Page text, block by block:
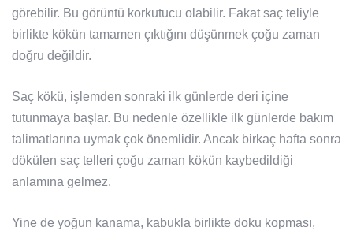
görebilir. Bu görüntü korkutucu olabilir. Fakat saç teliyle
birlikte kökün tamamen çıktığını düşünmek çoğu zaman
doğru değildir.
Saç kökü, işlemden sonraki ilk günlerde deri içine
tutunmaya başlar. Bu nedenle özellikle ilk günlerde bakım
talimatlarına uymak çok önemlidir. Ancak birkaç hafta sonra
dökülen saç telleri çoğu zaman kökün kaybedildiği
anlamına gelmez.
Yine de yoğun kanama, kabukla birlikte doku kopması,